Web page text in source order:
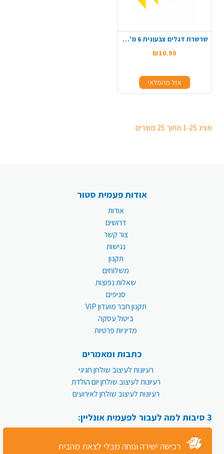
שרשרת דגלים צבעונית 6 מ' - צהוב
₪10.90
אזל מהמלאי
מציג 1-25 מתוך 25 מוצרים
אודות פעמית סטור
אודות
דרושים
צור קשר
נגישות
תקנון
משלוחים
שאלות נפוצות
סניפים
תקנון חבר מועדון VIP
ביטול עסקה
מדיניות פרטיות
כתבות ומאמרים
רעיונות לעיצוב שולחן חגיגי
רעיונות לעיצוב שולחן יום הולדת
רעיונות לעיצוב שולחן לאירועים
3 סיבות למה לעבור לפעמית אונליין:
רכישה ישירה ונוחה מבלי לצאת מהבית